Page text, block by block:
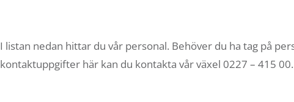
I listan nedan hittar du vår personal. Behöver du ha tag på
kontaktuppgifter här kan du kontakta vår växel 0227 – 415 00.